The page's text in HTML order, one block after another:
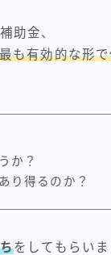
助金、
も有効的な形
か？
り得るのか？
をしてもらいま